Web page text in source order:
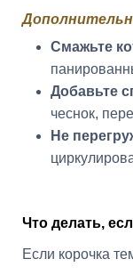
Смажьте
Добавьте
чеснок,
Не
Что делать,
Если корочка